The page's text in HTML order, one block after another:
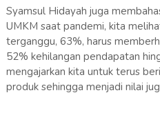
Syamsul Hidayah juga
UMKM saat pandemi, kita
terganggu, 63%, harus
52% kehilangan pendapatan
mengajarkan kita untuk terus
produk sehingga menjadi nilai